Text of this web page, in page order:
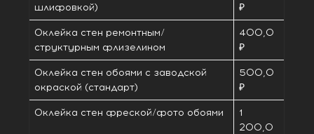
шлифовкой)
₽
Оклейка стен ремонтным/
структурным флизелином
400,0
₽
Оклейка стен обоями с заводской
окраской (стандарт)
500,0
₽
Оклейка стен фреской/фото обоями
1
200,0